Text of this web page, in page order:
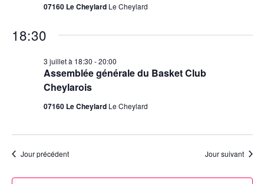
07160 Le Cheylard Le Cheylard
18:30
Assemblée générale du Basket Club
Cheylarois
3 juillet à 18:30 -20:00
07160 Le Cheylard Le Cheylard
Jour précédent Jour suivant